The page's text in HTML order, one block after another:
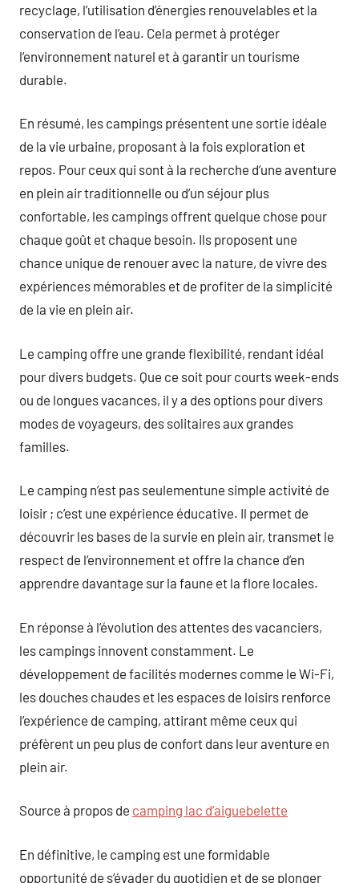
recyclage, l’utilisation d’énergies renouvelables et la
conservation de l’eau. Cela permet à protéger
l’environnement naturel et à garantir un tourisme
durable.
En résumé, les campings présentent une sortie idéale
de la vie urbaine, proposant à la fois exploration et
repos. Pour ceux qui sont à la recherche d’une aventure
en plein air traditionnelle ou d’un séjour plus
confortable, les campings offrent quelque chose pour
chaque goût et chaque besoin. Ils proposent une
chance unique de renouer avec la nature, de vivre des
expériences mémorables et de profiter de la simplicité
de la vie en plein air.
Le camping offre une grande flexibilité, rendant idéal
pour divers budgets. Que ce soit pour courts week-ends
ou de longues vacances, il y a des options pour divers
modes de voyageurs, des solitaires aux grandes
familles.
Le camping n’est pas seulementune simple activité de
loisir ; c’est une expérience éducative. Il permet de
découvrir les bases de la survie en plein air, transmet le
respect de l’environnement et offre la chance d’en
apprendre davantage sur la faune et la flore locales.
En réponse à l’évolution des attentes des vacanciers,
les campings innovent constamment. Le
développement de facilités modernes comme le Wi-Fi,
les douches chaudes et les espaces de loisirs renforce
l’expérience de camping, attirant même ceux qui
préfèrent un peu plus de confort dans leur aventure en
plein air.
Source à propos de camping lac d’aiguebelette
En définitive, le camping est une formidable
opportunité de s’évader du quotidien et de se plonger